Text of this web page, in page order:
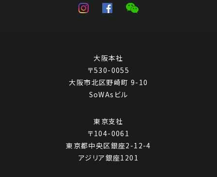
大阪本社
〒530-0055
大阪市北区野崎町 9-10
SoWAsビル
東京支社
〒104-0061
東京都中央区銀座2-12-4
アジリア銀座1201